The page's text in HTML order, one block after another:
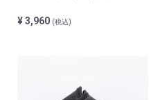
¥ 3,960 (税込)